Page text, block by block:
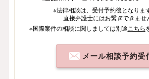
※法律相談は、 受付予約後となりま
直接弁護士にはお繋ぎできませ
※国際案件の相談に関しましては別途 こちら
メール相談予約受